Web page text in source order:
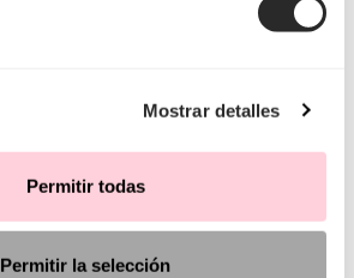
Mostrar detalles
Permitir todas
Permitir la selección